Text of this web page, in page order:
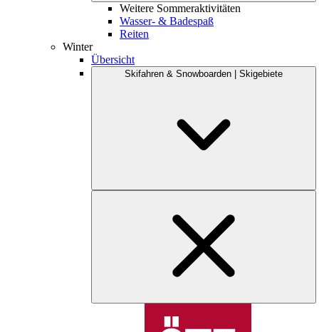
Weitere Sommeraktivitäten
Wasser- & Badespaß
Reiten
Winter
Übersicht
Skifahren & Snowboarden | Skigebiete